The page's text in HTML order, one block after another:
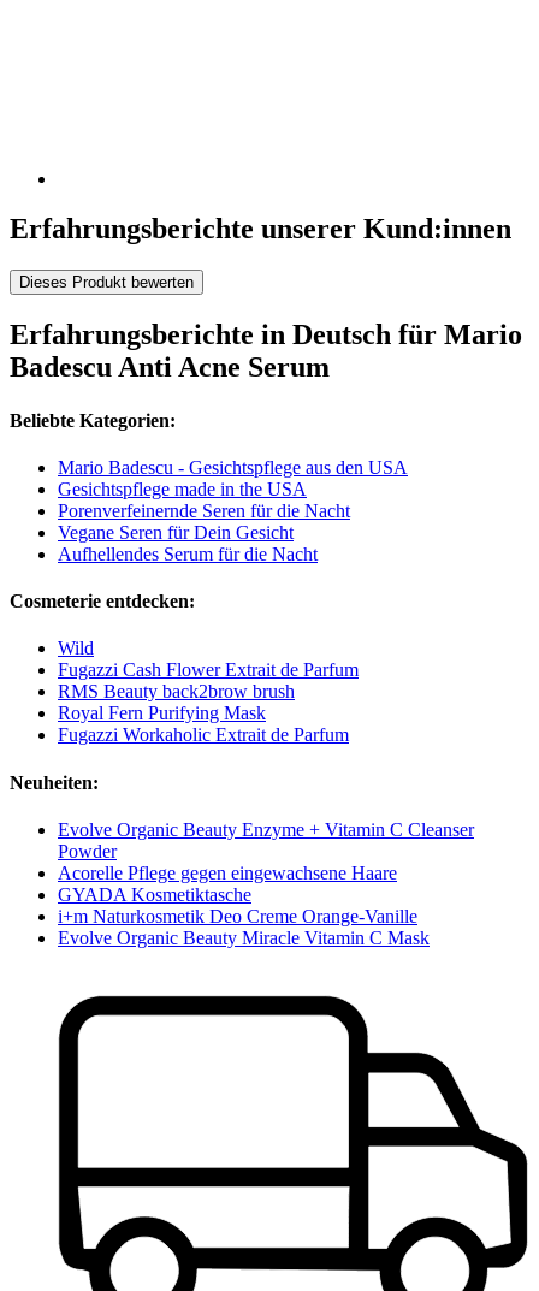
Erfahrungsberichte unserer Kund:innen
Dieses Produkt bewerten
Erfahrungsberichte in Deutsch für Mario
Badescu Anti Acne Serum
Beliebte Kategorien:
Mario Badescu - Gesichtspflege aus den USA
Gesichtspflege made in the USA
Porenverfeinernde Seren für die Nacht
Vegane Seren für Dein Gesicht
Aufhellendes Serum für die Nacht
Cosmeterie entdecken:
Wild
Fugazzi Cash Flower Extrait de Parfum
RMS Beauty back2brow brush
Royal Fern Purifying Mask
Fugazzi Workaholic Extrait de Parfum
Neuheiten:
Evolve Organic Beauty Enzyme + Vitamin C Cleanser
Powder
Acorelle Pflege gegen eingewachsene Haare
GYADA Kosmetiktasche
i+m Naturkosmetik Deo Creme Orange-Vanille
Evolve Organic Beauty Miracle Vitamin C Mask